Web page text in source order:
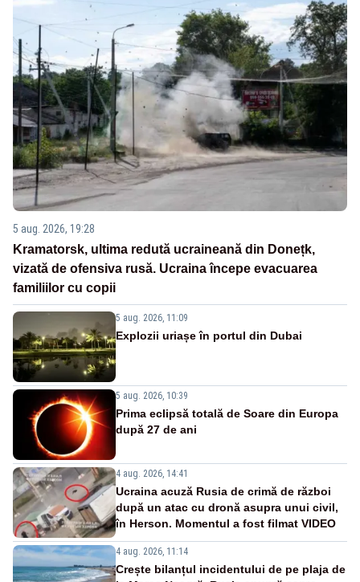
5 aug. 2026, 19:28
Kramatorsk, ultima redută ucraineană din Donețk,
vizată de ofensiva rusă. Ucraina începe evacuarea
familiilor cu copii
5 aug. 2026, 11:09
Explozii uriașe în portul din Dubai
5 aug. 2026, 10:39
Prima eclipsă totală de Soare din Europa
după 27 de ani
4 aug. 2026, 14:41
Ucraina acuză Rusia de crimă de război
după un atac cu dronă asupra unui civil,
în Herson. Momentul a fost filmat VIDEO
4 aug. 2026, 11:14
Crește bilanțul incidentului de pe plaja de